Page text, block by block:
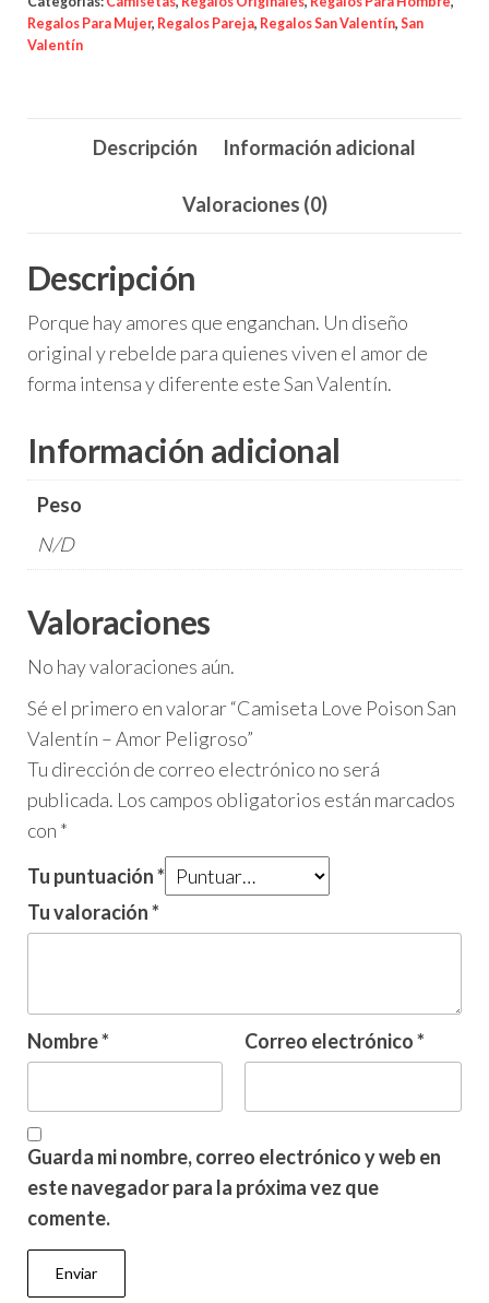
cantidad
Regalos Para Mujer, Regalos Pareja, Regalos San Valentín, San
Valentín
Descripción Información adicional
Valoraciones (0)
Descripción
Porque hay amores que enganchan. Un diseño
original y rebelde para quienes viven el amor de
forma intensa y diferente este San Valentín.
Información adicional
Peso
N/D
Valoraciones
No hay valoraciones aún.
Sé el primero en valorar “Camiseta Love Poison San
Valentín – Amor Peligroso”
Tu dirección de correo electrónico no será
publicada. Los campos obligatorios están marcados
con *
Tu puntuación*
Tu valoración*
Nombre* Correo electrónico*
Guarda mi nombre, correo electrónico y web en
este navegador para la próxima vez que
comente.